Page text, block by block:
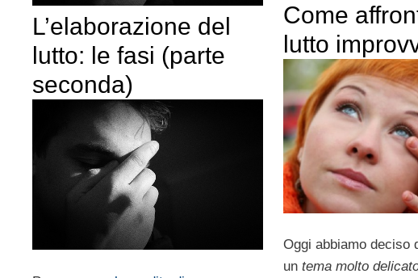
Come
lutto
Oggi abbiamo deciso
un tema molto
L’elaborazione del
lutto: le fasi (parte
seconda)